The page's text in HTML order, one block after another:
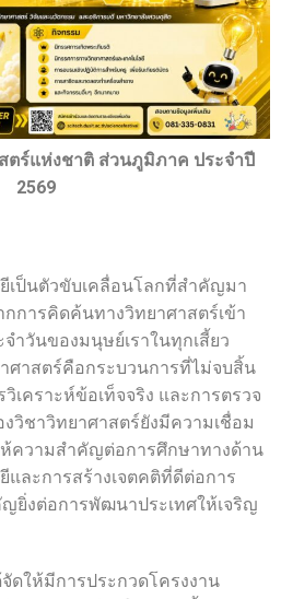
ละเทคโนโลยี
ดภัย
ารณภัย
ร์
จ
ตร์แห่งชาติ ส่วนภูมิภาค ประจำปี
2569
เป็นตัวขับเคลื่อนโลกที่สำคัญมา
กการคิดค้นทางวิทยาศาสตร์เข้า
ำวันของมนุษย์เราในทุกเสี้ยว
ศาสตร์คือกระบวนการที่ไม่จบสิ้น
เคราะห์ข้อเท็จจริง และการตรวจ
วิชาวิทยาศาสตร์ยังมีความเชื่อม
ห้ความสำคัญต่อการศึกษาทางด้าน
และการสร้างเจตคติที่ดีต่อการ
ยิ่งต่อการพัฒนาประเทศให้เจริญ
ดให้มีการประกวดโครงงาน